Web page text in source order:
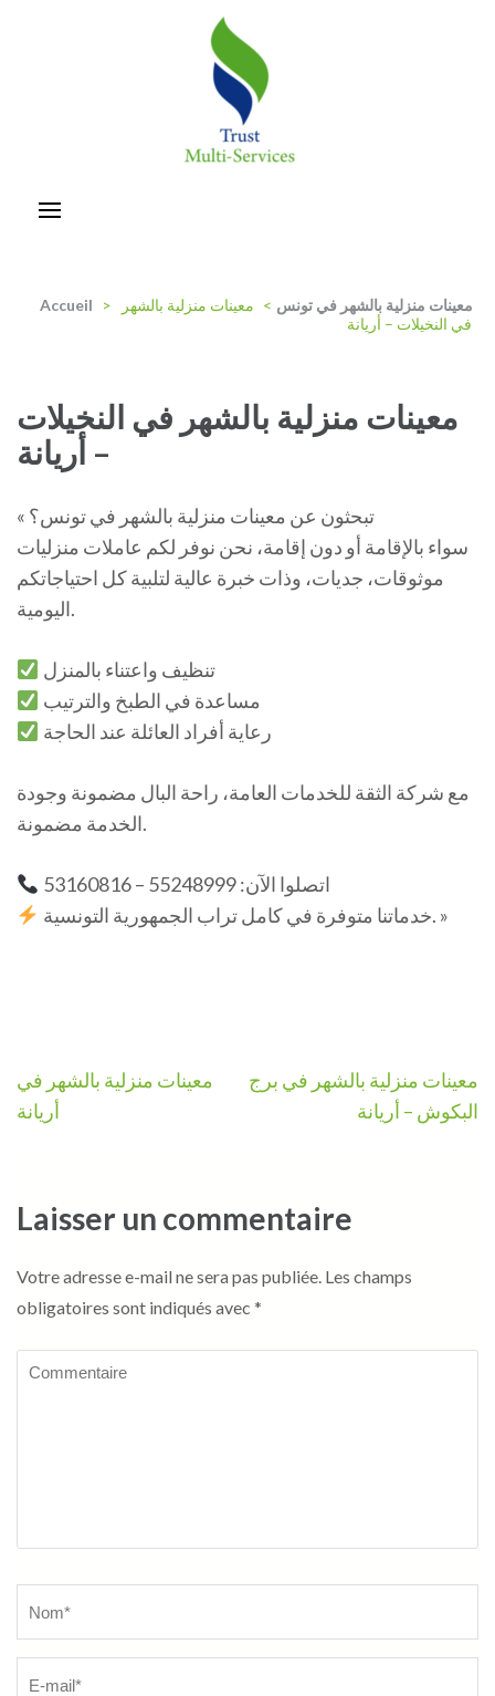
Accueil > معينات منزلية بالشهر في تونس > معينات منزلية بالشهر
في النخيلات – أريانة
معينات منزلية بالشهر في النخيلات
– أريانة
« تبحثون عن معينات منزلية بالشهر في تونس؟
سواء بالإقامة أو دون إقامة، نحن نوفر لكم عاملات منزليات
موثوقات، جديات، وذات خبرة عالية لتلبية كل احتياجاتكم
اليومية.
تنظيف واعتناء بالمنزل
مساعدة في الطبخ والترتيب
رعاية أفراد العائلة عند الحاجة
مع شركة الثقة للخدمات العامة، راحة البال مضمونة وجودة
الخدمة مضمونة.
اتصلوا الآن: 55248999 – 53160816
خدماتنا متوفرة في كامل تراب الجمهورية التونسية. »
Navigation
de
معينات منزلية بالشهر في
أريانة
معينات منزلية بالشهر في برج
البكوش – أريانة
Laisser un commentaire
Votre adresse e-mail ne sera pas publiée. Les champs
obligatoires sont indiqués avec *
Commentaire